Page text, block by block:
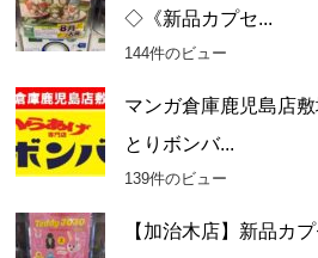
◇《新品カプセ...
144件のビュー
マンガ倉庫鹿児島店
とりボンバ...
139件のビュー
【加治木店】新品カ